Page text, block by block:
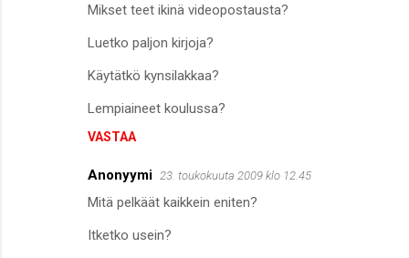
Mikset teet ikinä videopostausta?
Luetko paljon kirjoja?
Käytätkö kynsilakkaa?
Lempiaineet koulussa?
VASTAA
Anonyymi 23. toukokuuta 2009 klo 12.45
Mitä pelkäät kaikkein eniten?
Itketko usein?